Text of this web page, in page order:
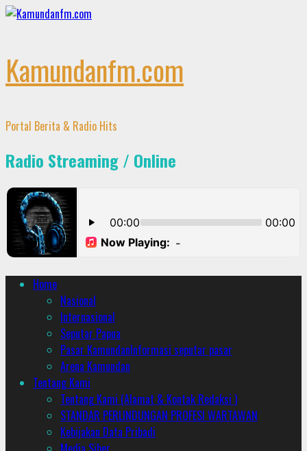
Skip
Kamundanfm.com
Portal Berita & Radio Hits
Radio Streaming / Online
PrimaryHome
Nasional
Internasional
Seputar Papua
Pasar KamundanInformasi seputar pasar
Arena Kamundan
Tentang Kami
Tentang Kami (Alamat & Kontak Redaksi )
STANDAR PERLINDUNGAN PROFESI WARTAWAN
Kebijakan Data Pribadi